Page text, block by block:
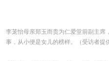
李茏怡母亲郑玉而贵为仁爱堂前副主
事，从小便是女儿的榜样。（受访者提